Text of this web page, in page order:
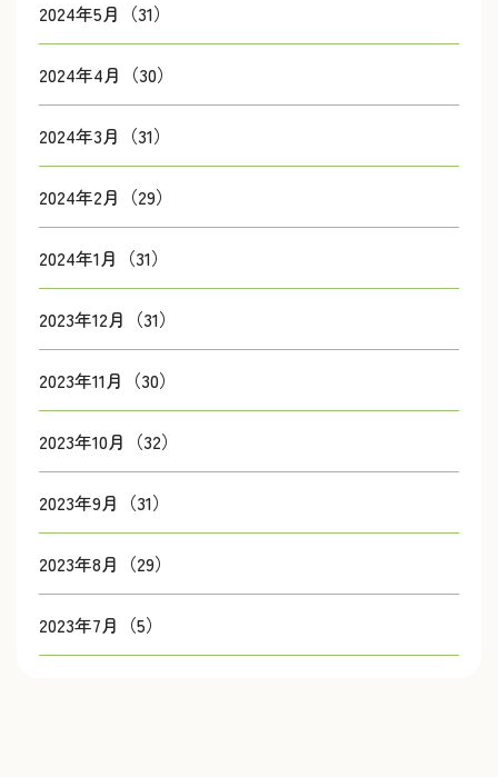
2024年5月（31）
2024年4月（30）
2024年3月（31）
2024年2月（29）
2024年1月（31）
2023年12月（31）
2023年11月（30）
2023年10月（32）
2023年9月（31）
2023年8月（29）
2023年7月（5）